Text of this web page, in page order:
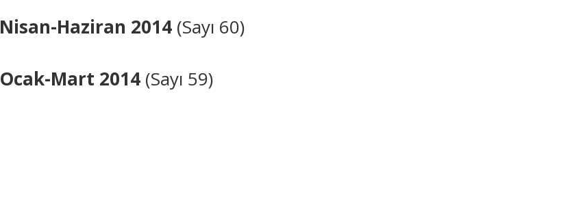
Nisan-Haziran 2014 (Sayı 60)
Ocak-Mart 2014 (Sayı 59)